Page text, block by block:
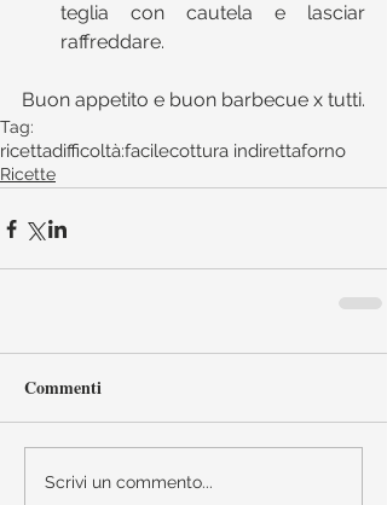
teglia con cautela e lasciar
raffreddare.
Buon appetito e buon barbecue x tutti.
Tag:
ricettadifficoltà:facilecottura indirettaforno
Ricette
Commenti
Scrivi un commento...